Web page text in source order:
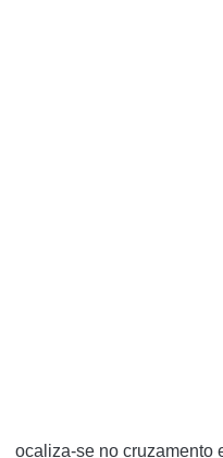
ocaliza-se no cruzamento